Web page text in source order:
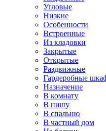
Угловые
Низкие
Особенности
Встроенные
Из кладовки
Закрытые
Открытые
Раздвижные
Гардеробные
Назначение
В комнату
В нишу
В спальню
В частный дом